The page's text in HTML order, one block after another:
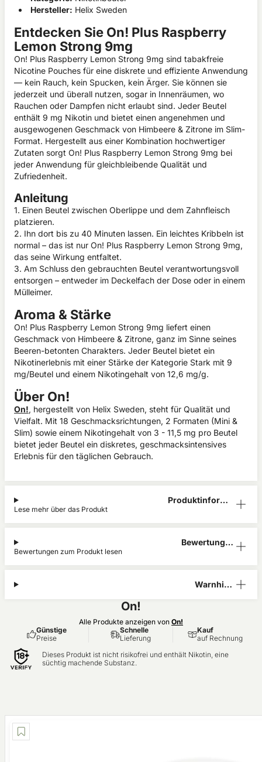
Hersteller: Helix Sweden
Entdecken Sie On! Plus Raspberry
Lemon Strong 9mg
On! Plus Raspberry Lemon Strong 9mg sind tabakfreie
Nicotine Pouches für eine diskrete und effiziente Anwendung
— kein Rauch, kein Spucken, kein Ärger. Sie können sie
jederzeit und überall nutzen, sogar in Innenräumen, wo
Rauchen oder Dampfen nicht erlaubt sind. Jeder Beutel
enthält 9 mg Nikotin und bietet einen angenehmen und
ausgewogenen Geschmack von Himbeere & Zitrone im Slim-
Format. Hergestellt aus einer Kombination hochwertiger
Zutaten sorgt On! Plus Raspberry Lemon Strong 9mg bei
jeder Anwendung für gleichbleibende Qualität und
Zufriedenheit.
Anleitung
1. Einen Beutel zwischen Oberlippe und dem Zahnfleisch
platzieren.
2. Ihn dort bis zu 40 Minuten lassen. Ein leichtes Kribbeln ist
normal – das ist nur On! Plus Raspberry Lemon Strong 9mg,
das seine Wirkung entfaltet.
3. Am Schluss den gebrauchten Beutel verantwortungsvoll
entsorgen – entweder im Deckelfach der Dose oder in einem
Mülleimer.
Aroma & Stärke
On! Plus Raspberry Lemon Strong 9mg liefert einen
Geschmack von Himbeere & Zitrone, ganz im Sinne seines
Beeren-betonten Charakters. Jeder Beutel bietet ein
Nikotinerlebnis mit einer Stärke der Kategorie Stark mit 9
mg/Beutel und einem Nikotingehalt von 12,6 mg/g.
Über On!
On!, hergestellt von Helix Sweden, steht für Qualität und
Vielfalt. Mit 18 Geschmacksrichtungen, 2 Formaten (Mini &
Slim) sowie einem Nikotingehalt von 3 - 11,5 mg pro Beutel
bietet jeder Beutel ein diskretes, geschmacksintensives
Erlebnis für den täglichen Gebrauch.
Produktinform
Lese mehr über das Produkt
Bewertunge
Bewertungen zum Produkt lesen
Warnhinw
On!
Alle Produkte anzeigen von On!
Günstige
Preise
Schnelle
Lieferung
Kauf
auf Rechnung
Dieses Produkt ist nicht risikofrei und enthält Nikotin, eine
süchtig machende Substanz.